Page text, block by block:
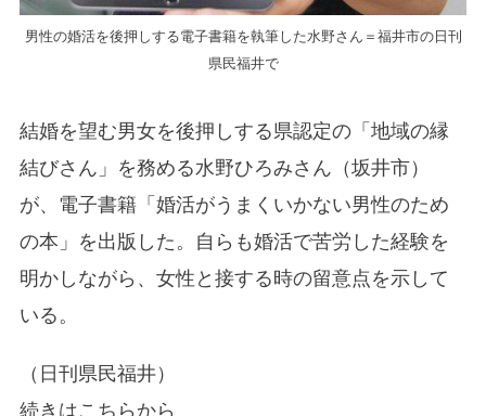
男性の婚活を後押しする電子書籍を執筆した水野さん＝福井市の日刊
県民福井で
結婚を望む男女を後押しする県認定の「地域の縁
結びさん」を務める水野ひろみさん（坂井市）
が、電子書籍「婚活がうまくいかない男性のため
の本」を出版した。自らも婚活で苦労した経験を
明かしながら、女性と接する時の留意点を示して
いる。
（日刊県民福井）
続きはこちらから